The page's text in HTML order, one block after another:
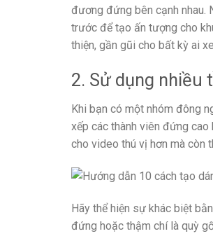
đương đứng bên cạnh nhau.
trước để tạo ấn tượng cho
thiện, gần gũi cho bất kỳ ai
2. Sử dụng nhiều
Khi bạn có một nhóm đông
xếp các thành viên đứng cao
cho video thú vị hơn mà còn
Hãy thể hiện sự khác biệt
đứng hoặc thậm chí là quỳ